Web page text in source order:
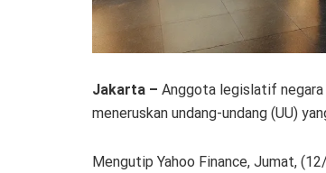
Jakarta – Anggota legislatif negara
meneruskan undang-undang (UU)
Mengutip Yahoo Finance, Jumat,